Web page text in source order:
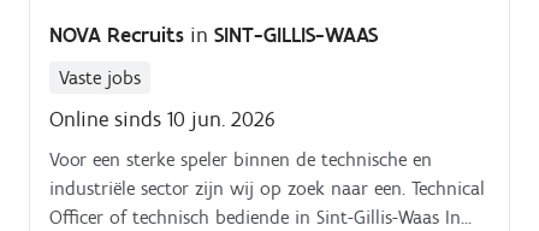
NOVA Recruits in SINT-GILLIS-WAAS
Vaste jobs
Online sinds 10 jun. 2026
Voor een sterke speler binnen de technische en
industriële sector zijn wij op zoek naar een. Technical
Officer of technisch bediende in Sint-Gillis-Waas In